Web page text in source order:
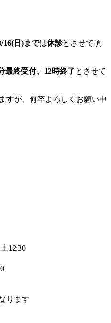
16(日)までは休診とさせて頂
最終受付、12時終了とさせて
すが、何卒よろしくお願い申
12:30
ります